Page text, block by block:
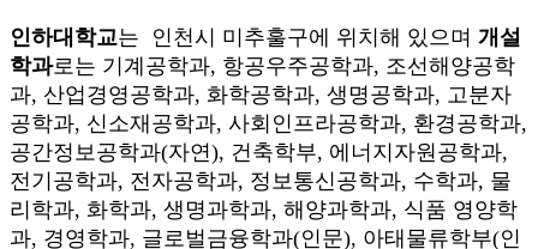
인하대학교는 인천시 미추훌구에 위치해 있으며 개설
학과로는 기계공학과, 항공우주공학과, 조선해양공학
과, 산업경영공학과, 화학공학과, 생명공학과, 고분자
공학과, 신소재공학과, 사회인프라공학과, 환경공학과,
공간정보공학과(자연), 건축학부, 에너지자원공학과,
전기공학과, 전자공학과, 정보통신공학과, 수학과, 물
리학과, 화학과, 생명과학과, 해양과학과, 식품 영양학
과, 경영학과, 글로벌금융학과(인문), 아태물류학부(인